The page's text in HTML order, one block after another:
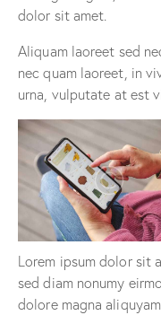
dolor sit amet.
Aliquam laoreet sed
nec quam laoreet, in
urna, vulputate at est
Lorem ipsum dolor sit
sed diam nonumy
dolore magna